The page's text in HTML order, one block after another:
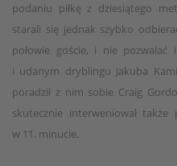
podaniu piłkę z dziesiątego
starali się jednak szybko
połowie goście, i nie pozwalać
i udanym dryblingu Jakuba
poradził z nim sobie Craig
skutecznie interweniował
w 11. minucie.